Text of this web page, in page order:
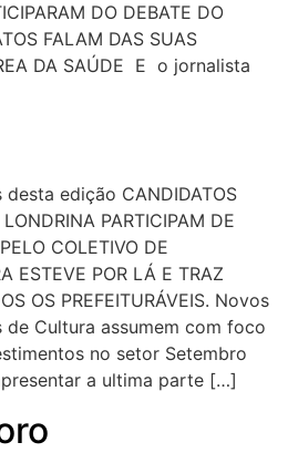
DO DEBATE DO
FALAM DAS SUAS
DA SAÚDE E o jornalista
edição CANDIDATOS
PARTICIPAM DE
COLETIVO DE
ESTEVE POR LÁ E TRAZ
OS PREFEITURÁVEIS. Novos
de Cultura assumem com foco
no setor Setembro
a ultima parte […]